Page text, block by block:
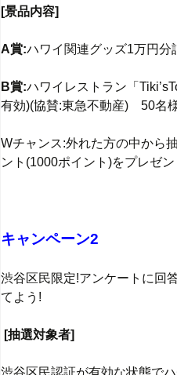
[景品内容]
A賞:ハワイ関連グッズ1万円
B賞:ハワイレストラン「
有効)(協賛:東急不動産) 50名
Wチャンス:外れた方の中から
ント(1000ポイント)をプレゼン
キャンペーン2
渋谷区民限定!アンケートに回
てよう!
[抽選対象者]